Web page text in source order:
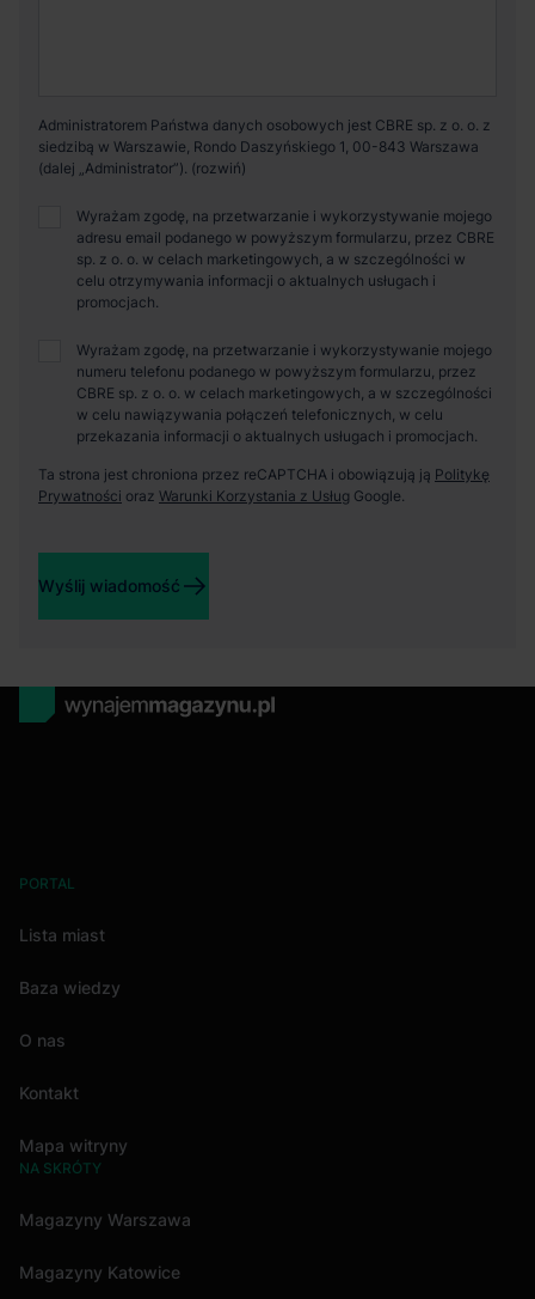
Administratorem Państwa danych osobowych jest CBRE sp. z o. o. z
siedzibą w Warszawie, Rondo Daszyńskiego 1, 00-843 Warszawa
(dalej „Administrator”).
Wyrażam zgodę, na przetwarzanie i wykorzystywanie mojego
adresu email podanego w powyższym formularzu, przez CBRE
sp. z o. o. w celach marketingowych, a w szczególności w
celu otrzymywania informacji o aktualnych usługach i
promocjach.
Wyrażam zgodę, na przetwarzanie i wykorzystywanie mojego
numeru telefonu podanego w powyższym formularzu, przez
CBRE sp. z o. o. w celach marketingowych, a w szczególności
w celu nawiązywania połączeń telefonicznych, w celu
przekazania informacji o aktualnych usługach i promocjach.
Ta strona jest chroniona przez reCAPTCHA i obowiązują ją Politykę
Prywatności oraz Warunki Korzystania z Usług Google.
Wyślij wiadomość
PORTAL
Lista miast
Baza wiedzy
O nas
Kontakt
Mapa witryny
NA SKRÓTY
Magazyny Warszawa
Magazyny Katowice